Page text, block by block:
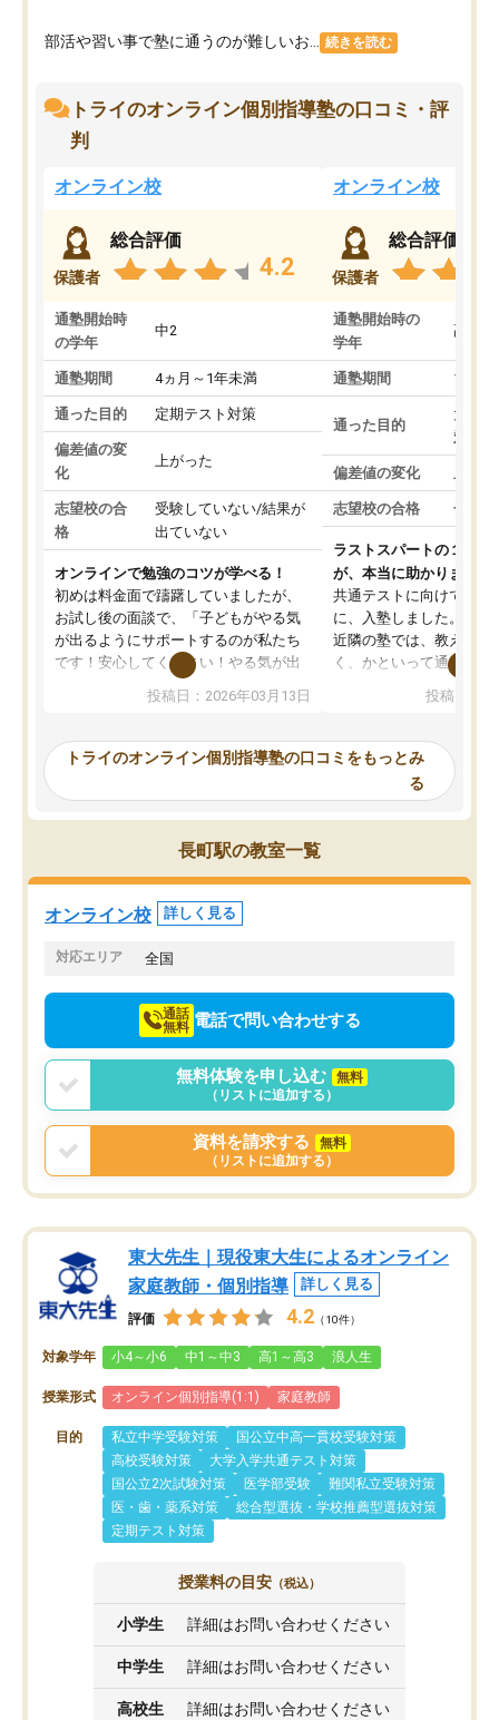
部活や習い事で塾に通うのが難しいお... 続きを読む
トライのオンライン個別指導塾の口コミ・評
判
オンライン校
保護者
総合評価
4.2
通塾開始時
の学年
中2
通塾期間 4ヵ月～1年未満
通った目的 定期テスト対策
偏差値の変
化
上がった
志望校の合
格
受験していない/結果が
出ていない
オンラインで勉強のコツが学べる！
初めは料金面で躊躇していましたが、
お試し後の面談で、「子どもがやる気
が出るようにサポートするのが私たち
です！安心してください！やる気が出
ないのは私たち講師の責任です」と言
ってくださり、確かに！と考えて、思
ったんですが、学生の先生から学ぶこ
み、徐々に成績が上がったらいいなと
思っていました。何が今足りないのか
を的確に指導いただき、子どももびっ
くりするほど楽しんでやる気を持って
塾を受けています。狙い通り、少しず
つ成績も上がり、苦手意識も無くなっ
てきたので、さらに苦手な数学も追加
でお願いしました。来年の高校受験に
投稿日：2026年03月13日
オンライン校
保護者
総合評価
通塾開始時の
学年
高3
通塾期間 1～3
通った目的
大学
対策
偏差値の変化
志望校の合格 合格
ラストスパートの１か月
が、本当に助かりました
共通テストに向けての追
に、入塾しました。田舎
近隣の塾では、教えても
く、かといって通うには
可能なので本当に助か
らないところをピンポイ
頂いて、とてもわかり
していました。一生を
スト、多少お金がかかっ
投稿日：
トライのオンライン個別指導塾の口コミをもっとみ
る
長町駅の教室一覧
オンライン校 詳しく見る
対応エリア 全国
通話
無料 電話で問い合わせする
無料体験を申し込む
無料
（リストに追加する）
資料を請求する
無料
（リストに追加する）
東大先生｜現役東大生によるオンライン
家庭教師・個別指導
詳しく見る
評価 4.2 （10件）
対象学年 小4～小6 中1～中3 高1～高3 浪人生
授業形式 オンライン個別指導(1:1) 家庭教師
目的 私立中学受験対策
国公立中高一貫校受験対策
高校受験対策
大学入学共通テスト対策
国公立2次試験対策
医学部受験
難関私立受験対策
医・歯・薬系対策
総合型選抜・学校推薦型選抜対策
定期テスト対策
授業料の目安 （税込）
小学生 詳細はお問い合わせください
中学生 詳細はお問い合わせください
高校生 詳細はお問い合わせください